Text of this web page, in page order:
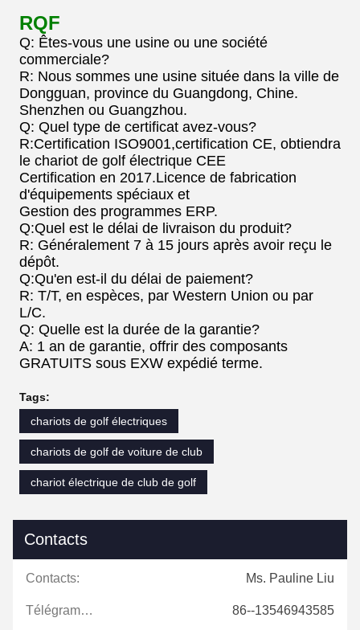
RQF
Q: Êtes-vous une usine ou une société
commerciale?
R: Nous sommes une usine située dans la ville de
Dongguan, province du Guangdong, Chine.
Shenzhen ou Guangzhou.
Q: Quel type de certificat avez-vous?
R:Certification ISO9001,certification CE, obtiendra
le chariot de golf électrique CEE
Certification en 2017.Licence de fabrication
d'équipements spéciaux et
Gestion des programmes ERP.
Q:Quel est le délai de livraison du produit?
R: Généralement 7 à 15 jours après avoir reçu le
dépôt.
Q:Qu'en est-il du délai de paiement?
R: T/T, en espèces, par Western Union ou par
L/C.
Q: Quelle est la durée de la garantie?
A: 1 an de garantie, offrir des composants
GRATUITS sous EXW expédié terme.
Tags:
chariots de golf électriques
chariots de golf de voiture de club
chariot électrique de club de golf
Contacts
Contacts: Ms. Pauline Liu
Télégramme: 86--13546943585